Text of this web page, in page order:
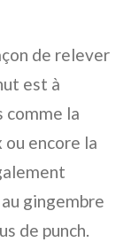
de relever
est à
comme la
ou encore la
gingembre
de punch.